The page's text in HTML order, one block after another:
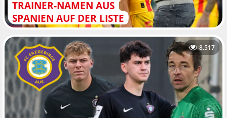
TRAINER-NAMEN AUS
SPANIEN AUF DER LISTE
8.517